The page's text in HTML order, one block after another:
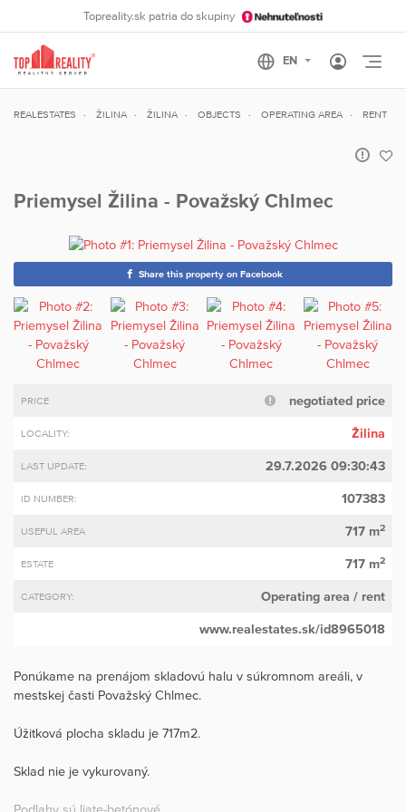
Topreality.sk patria do skupiny
REALESTATES ŽILINA ŽILINA OBJECTS OPERATING AREA RENT
Priemysel Žilina - Považský Chlmec
Share this property on Facebook
PRICE negotiated price
LOCALITY: Žilina
LAST UPDATE: 29.7.2026 09:30:43
ID NUMBER: 107383
USEFUL AREA 717 m2
ESTATE 717 m2
CATEGORY: Operating area / rent
www.realestates.sk/id8965018
Ponúkame na prenájom skladovú halu v súkromnom areáli, v
mestskej časti Považský Chlmec.
Úžitková plocha skladu je 717m2.
Sklad nie je vykurovaný.